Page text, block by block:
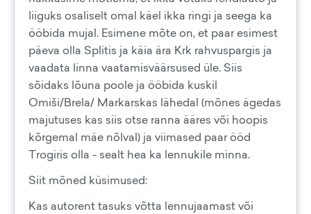
liiguks osaliselt omal käel ikka ringi ja seega ka
ööbida mujal. Esimene mõte on, et paar esimest
päeva olla Splitis ja käia ära Krk rahvuspargis ja
vaadata linna vaatamisväärsused üle. Siis
sõidaks lõuna poole ja ööbida kuskil
Omiši/Brela/ Markarskas lähedal (mõnes ägedas
majutuses kas siis otse ranna ääres või hoopis
kõrgemal mäe nõlval) ja viimased paar ööd
Trogiris olla - sealt hea ka lennukile minna.
Siit mõned küsimused:
Kas autorent tasuks võtta lennujaamast või